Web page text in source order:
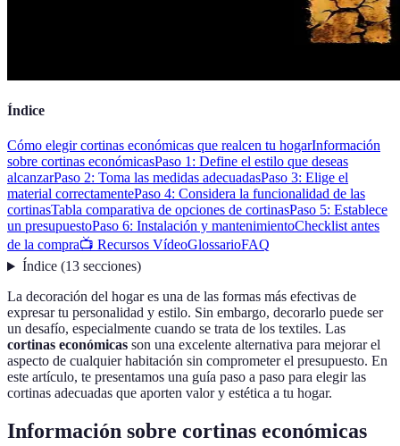
Índice
Cómo elegir cortinas económicas que realcen tu hogarInformación
sobre cortinas económicasPaso 1: Define el estilo que deseas
alcanzarPaso 2: Toma las medidas adecuadasPaso 3: Elige el
material correctamentePaso 4: Considera la funcionalidad de las
cortinasTabla comparativa de opciones de cortinasPaso 5: Establece
un presupuestoPaso 6: Instalación y mantenimientoChecklist antes
de la compra📺 Recursos VídeoGlossarioFAQ
Índice(13 secciones)
La decoración del hogar es una de las formas más efectivas de
expresar tu personalidad y estilo. Sin embargo, decorarlo puede ser
un desafío, especialmente cuando se trata de los textiles. Las
cortinas económicas son una excelente alternativa para mejorar el
aspecto de cualquier habitación sin comprometer el presupuesto. En
este artículo, te presentamos una guía paso a paso para elegir las
cortinas adecuadas que aporten valor y estética a tu hogar.
Información sobre cortinas económicas